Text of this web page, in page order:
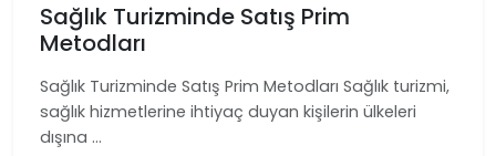
Sağlık Turizminde Satış Prim
Metodları
Sağlık Turizminde Satış Prim Metodları Sağlık turizmi,
sağlık hizmetlerine ihtiyaç duyan kişilerin ülkeleri
dışına …